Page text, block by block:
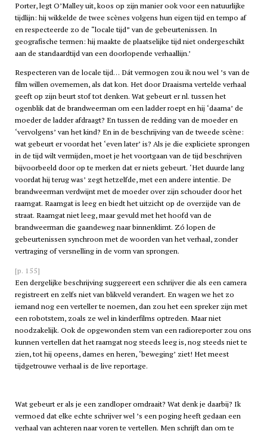
Porter, legt O’Malley uit, koos op zijn manier ook voor een natuurlijke
tijdlijn: hij wikkelde de twee scènes volgens hun eigen tijd en tempo af
en respecteerde zo de “locale tijd” van de gebeurtenissen. In
geografische termen: hij maakte de plaatselijke tijd niet ondergeschikt
aan de standaardtijd van een doorlopende verhaallijn.’
Respecteren van de locale tijd… Dát vermogen zou ik nou wel ’s van de
film willen overnemen, als dat kon. Het door Draaisma vertelde verhaal
geeft op zijn beurt stof tot denken. Wat gebeurt er nl. tussen het
ogenblik dat de brandweerman om een ladder roept en hij ‘daarna’ de
moeder de ladder afdraagt? En tussen de redding van de moeder en
‘vervolgens’ van het kind? En in de beschrijving van de tweede scène:
wat gebeurt er voordat het ‘even later’ is? Als je die expliciete sprongen
in de tijd wilt vermijden, moet je het voortgaan van de tijd beschrijven
bijvoorbeeld door op te merken dat er niets gebeurt. ‘Het duurde lang
voordat hij terug was’ zegt hetzelfde, met een andere intentie. De
brandweerman verdwijnt met de moeder over zijn schouder door het
raamgat. Raamgat is leeg en biedt het uitzicht op de overzijde van de
straat. Raamgat niet leeg, maar gevuld met het hoofd van de
brandweerman die gaandeweg naar binnenklimt. Zó lopen de
gebeurtenissen synchroon met de woorden van het verhaal, zonder
vertraging of versnelling in de vorm van sprongen.
[p. 155]
Een dergelijke beschrijving suggereert een schrijver die als een camera
registreert en zelfs niet van blikveld verandert. En wagen we het zo
iemand nog een verteller te noemen, dan zou het een spreker zijn met
een robotstem, zoals ze wel in kinderfilms optreden. Maar niet
noodzakelijk. Ook de opgewonden stem van een radioreporter zou ons
kunnen vertellen dat het raamgat nog steeds leeg is, nog steeds niet te
zien, tot hij opeens, dames en heren, ‘beweging’ ziet! Het meest
tijdgetrouwe verhaal is de live reportage.
Wat gebeurt er als je een zandloper omdraait? Wat denk je daarbij? Ik
vermoed dat elke echte schrijver wel ’s een poging heeft gedaan een
verhaal van achteren naar voren te vertellen. Men schrijft dan om te